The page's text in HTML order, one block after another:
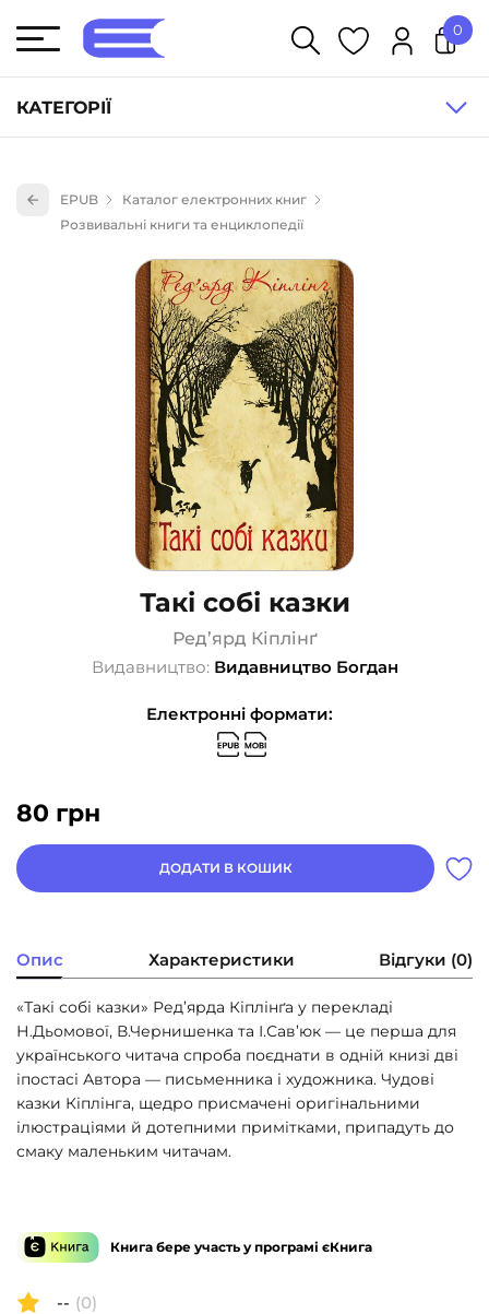
КАТЕГОРІЇ
Книги для дітей (836)
Науково-популярна література (1015)
Навчальна література та посібники (527)
Енциклопедії, довідники, словники (55)
Подарункові сертифікати (1)
0
EPUB
Каталог електронних книг
Розвивальні книги та енциклопедії
Такі собі казки
Ред’ярд Кіплінґ
Видавництво: Видавництво Богдан
Електронні формати:
80 грн
ДОДАТИ В КОШИК
Опис Характеристики Відгуки (0)
«Такі собі казки» Ред’ярда Кіплінґа у перекладі
Н.Дьомової, В.Чернишенка та І.Сав’юк — це перша для
українського читача спроба поєднати в одній книзі дві
іпостасі Автора — письменника і художника. Чудові
казки Кіплінга, щедро присмачені оригінальними
ілюстраціями й дотепними примітками, припадуть до
смаку маленьким читачам.
Книга бере участь у програмі єКнига
-- (0)